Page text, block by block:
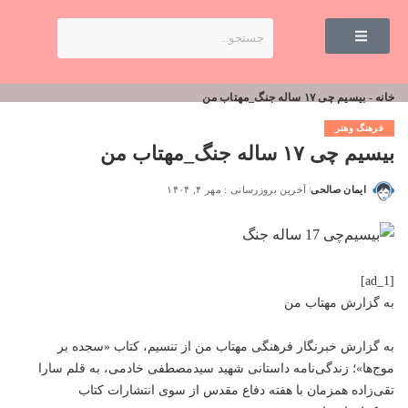
خانه - بیسیم چی ۱۷ ساله جنگ_مهتاب من
فرهنگ وهنر
بیسیم چی ۱۷ ساله جنگ_مهتاب من
ایمان صالحی آخرین بروزرسانی : مهر ۴, ۱۴۰۴
[ad_1]
به گزارش مهتاب من
به گزارش خبرنگار فرهنگی مهتاب من از تنسیم، کتاب «سجده بر
موج‌ها»؛ زندگی‌نامه داستانی شهید سیدمصطفی خادمی، به قلم سارا
تقی‌زاده همزمان با هفته دفاع مقدس از سوی انتشارات کتاب